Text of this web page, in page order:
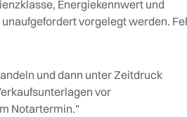
Energiekennwert und
vorgelegt werden.
und dann unter Zeitdruck
vor
Notartermin."